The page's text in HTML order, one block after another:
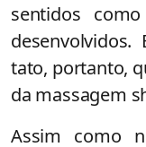
sentidos
tato, portanto,
da massagem
Assim como